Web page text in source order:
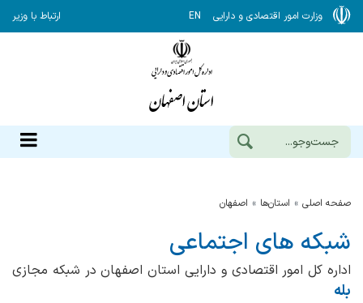
وزارت امور اقتصادی و دارایی EN ارتباط با وزیر
صفحه اصلی استان‌ها اصفهان
شبکه های اجتماعی
اداره کل امور اقتصادی و دارایی استان اصفهان در شبکه مجازی
بله